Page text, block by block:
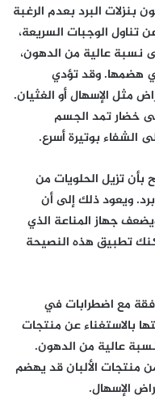
بنزلات البرد بعدم الرغبة
تناول الوجبات السريعة،
نسبة عالية من الدهون،
هضمها. وقد تؤدي
مثل الإسهال أو الغثيان.
خضار تمد الجسم
الشفاء بوتيرة أسرع.
بأن تزيل الحلويات من
ويعود ذلك إلى أن
جهاز المناعة الذي
تطبيق هذه النصيحة
مع اضطرابات في
بالاستغناء عن منتجات
عالية من الدهون.
منتجات الألبان قد يهضم
الإسهال.